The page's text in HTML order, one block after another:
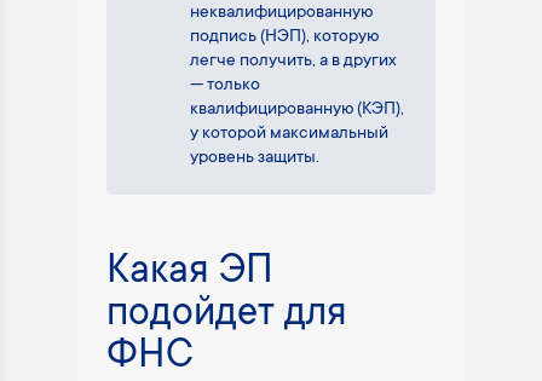
неквалифицированную
подпись (НЭП), которую
легче получить, а в других
— только
квалифицированную (КЭП),
у которой максимальный
уровень защиты.
Какая ЭП
подойдет для
ФНС